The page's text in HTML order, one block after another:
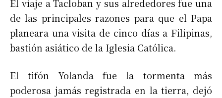
El viaje a Tacloban y sus alrededores fue una
de las principales razones para que el Papa
planeara una visita de cinco días a Filipinas,
bastión asiático de la Iglesia Católica.
El tifón Yolanda fue la tormenta más
poderosa jamás registrada en la tierra, dejó